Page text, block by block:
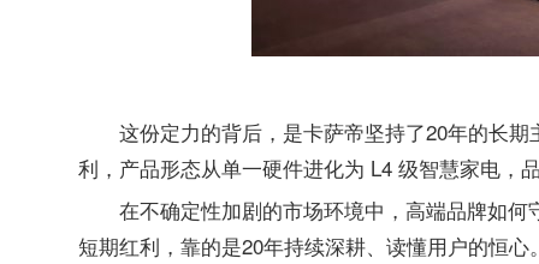
这份定力的背后，是卡萨帝坚持了20年的长
利，产品形态从单一硬件进化为 L4 级智慧家电，
在不确定性加剧的市场环境中，高端品牌如
短期红利，靠的是20年持续深耕、读懂用户的恒心